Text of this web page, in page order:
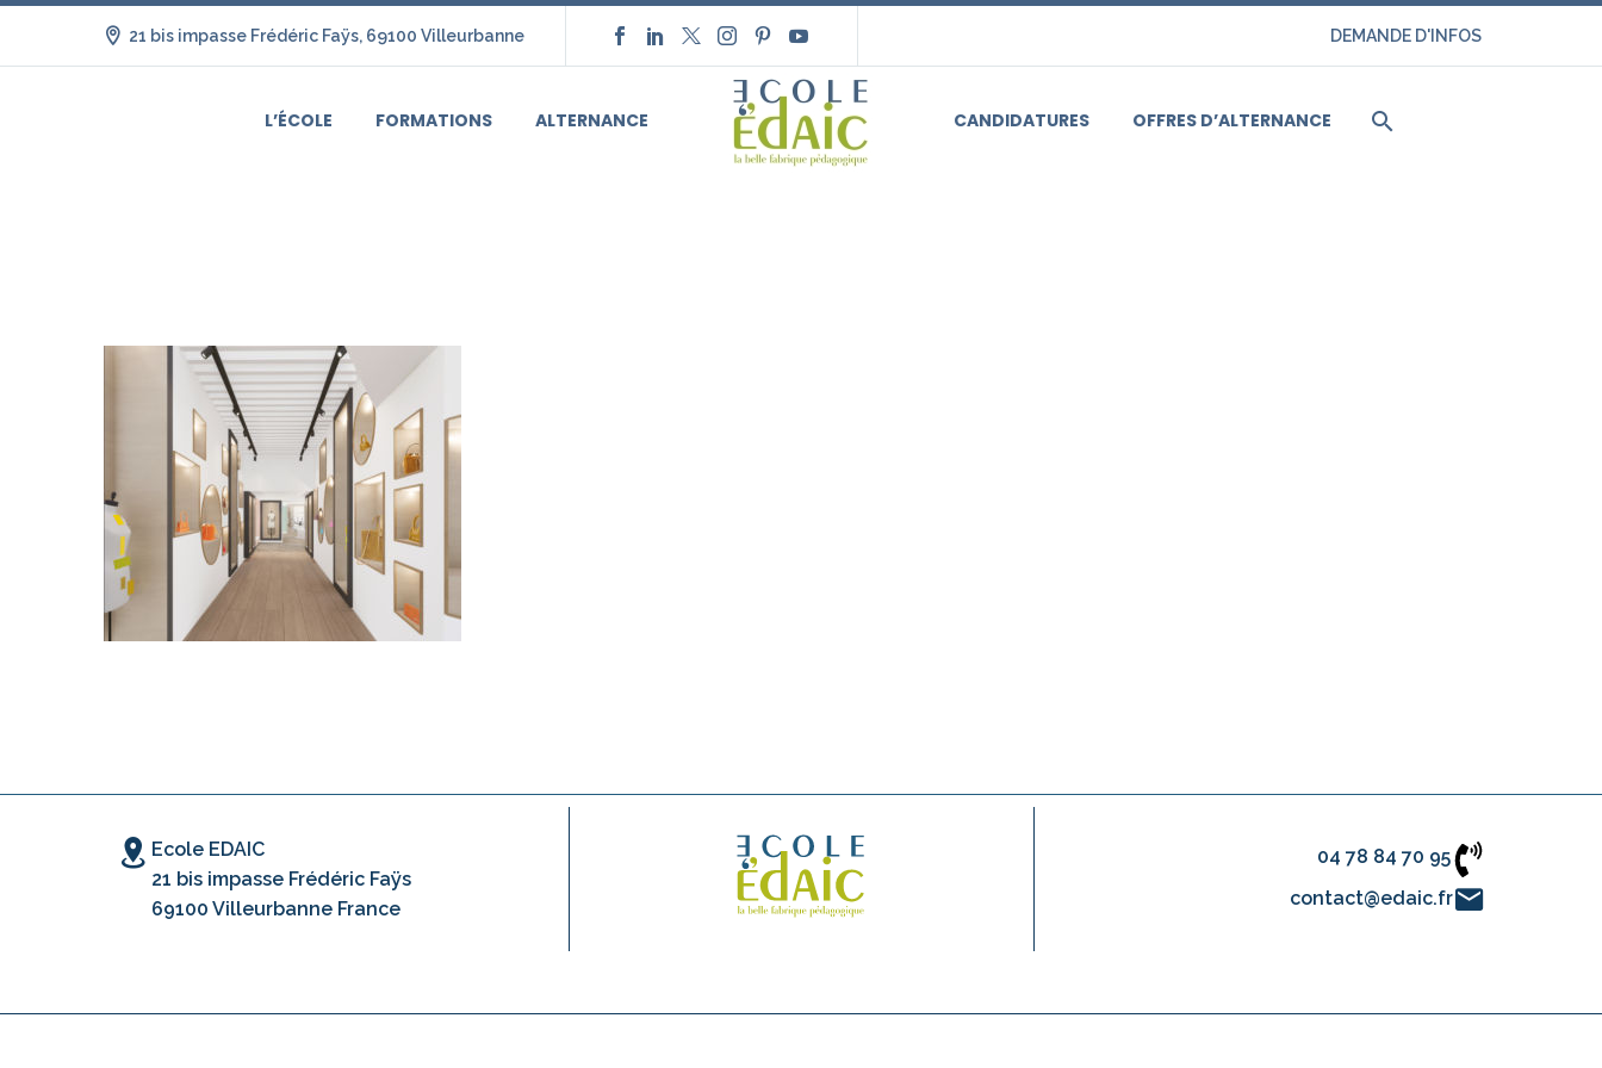
21 bis impasse Frédéric Faÿs, 69100 Villeurbanne DEMANDE D'INFOS
L’ÉCOLE FORMATIONS ALTERNANCE CANDIDATURES OFFRES D’ALTERNANCE
Ecole EDAIC
21 bis impasse Frédéric Faÿs
69100 Villeurbanne France
04 78 84 70 95
contact@edaic.fr